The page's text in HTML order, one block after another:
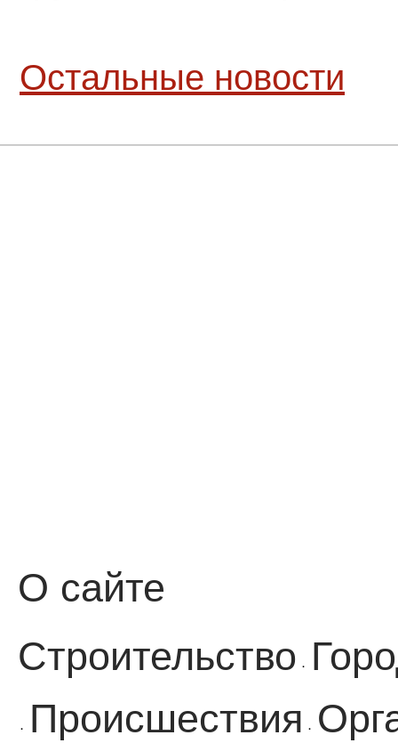
Остальные новости
О сайте
Строительство ·
· Происшествия ·